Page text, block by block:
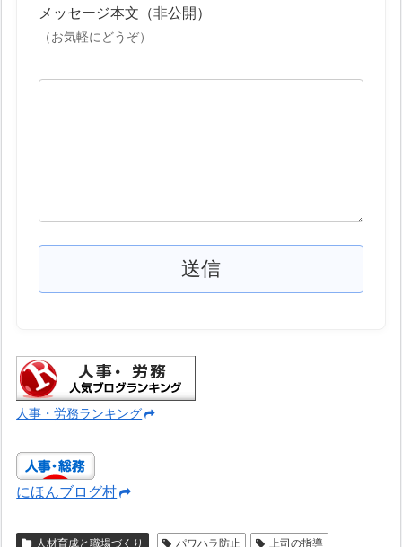
メッセージ本文（非公開）
（お気軽にどうぞ）
人事・労務ランキング
にほんブログ村
人材育成と職場づくり パワハラ防止
上司の指導